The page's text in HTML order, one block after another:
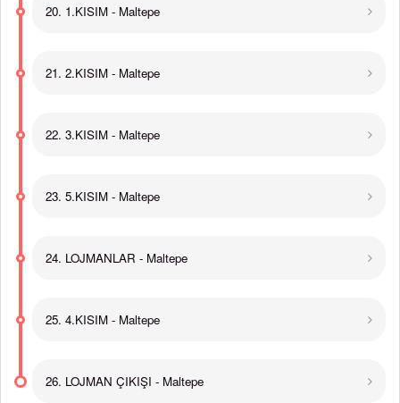
20. 1.KISIM - Maltepe
21. 2.KISIM - Maltepe
22. 3.KISIM - Maltepe
23. 5.KISIM - Maltepe
24. LOJMANLAR - Maltepe
25. 4.KISIM - Maltepe
26. LOJMAN ÇIKIŞI - Maltepe